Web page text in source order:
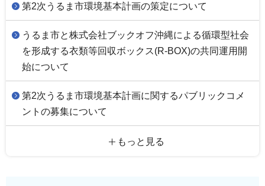
第2次うるま市環境基本計画の策定について
うるま市と株式会社ブックオフ沖縄による循環型社会
を形成する衣類等回収ボックス(R-BOX)の共同運用開
始について
第2次うるま市環境基本計画に関するパブリックコメ
ントの募集について
もっと見る